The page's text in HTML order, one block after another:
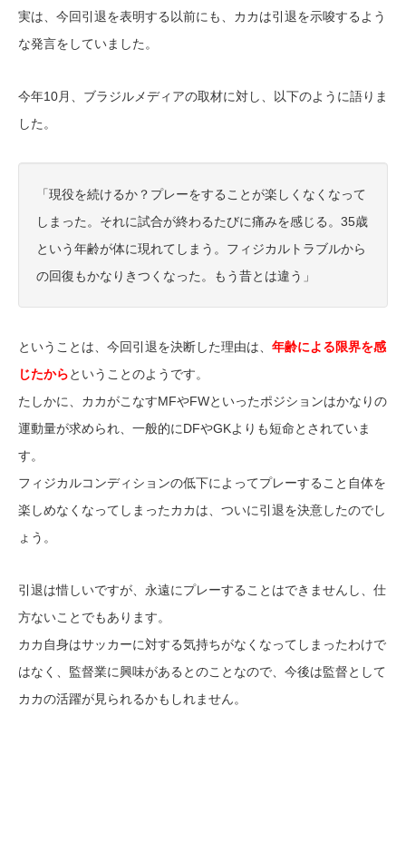
実は、今回引退を表明する以前にも、カカは引退を示唆するよう
な発言をしていました。
今年10月、ブラジルメディアの取材に対し、以下のように語りま
した。
「現役を続けるか？プレーをすることが楽しくなくなって
しまった。それに試合が終わるたびに痛みを感じる。35歳
という年齢が体に現れてしまう。フィジカルトラブルから
の回復もかなりきつくなった。もう昔とは違う」
ということは、今回引退を決断した理由は、 年齢による限界を感
じたからということのようです。
たしかに、カカがこなすMFやFWといったポジションはかなりの
運動量が求められ、一般的にDFやGKよりも短命とされていま
す。
フィジカルコンディションの低下によってプレーすること自体を
楽しめなくなってしまったカカは、ついに引退を決意したのでし
ょう。
引退は惜しいですが、永遠にプレーすることはできませんし、仕
方ないことでもあります。
カカ自身はサッカーに対する気持ちがなくなってしまったわけで
はなく、監督業に興味があるとのことなので、今後は監督として
カカの活躍が見られるかもしれません。